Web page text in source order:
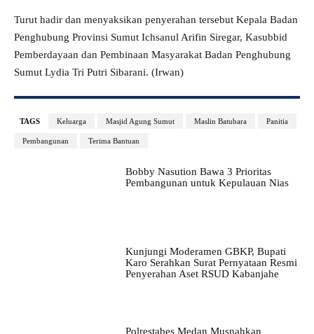
Turut hadir dan menyaksikan penyerahan tersebut Kepala Badan
Penghubung Provinsi Sumut Ichsanul Arifin Siregar, Kasubbid
Pemberdayaan dan Pembinaan Masyarakat Badan Penghubung
Sumut Lydia Tri Putri Sibarani. (Irwan)
TAGS Keluarga Masjid Agung Sumut Maslin Batubara Panitia
Pembangunan Terima Bantuan
Bobby Nasution Bawa 3 Prioritas
Pembangunan untuk Kepulauan Nias
Kunjungi Moderamen GBKP, Bupati
Karo Serahkan Surat Pernyataan Resmi
Penyerahan Aset RSUD Kabanjahe
Polrestabes Medan Musnahkan